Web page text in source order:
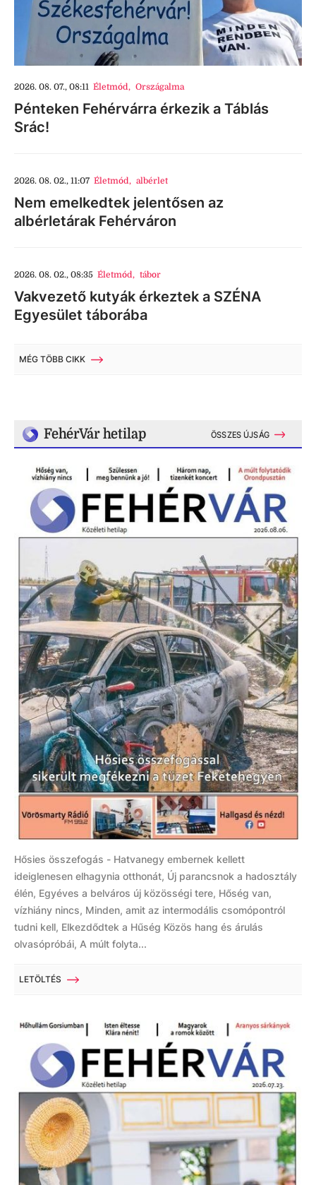
2026. 08. 07., 08:11 Életmód, Országalma
Pénteken Fehérvárra érkezik a Táblás
Srác!
2026. 08. 02., 11:07 Életmód, albérlet
Nem emelkedtek jelentősen az
albérletárak Fehérváron
2026. 08. 02., 08:35 Életmód, tábor
Vakvezető kutyák érkeztek a SZÉNA
Egyesület táborába
MÉG TÖBB CIKK
FehérVár hetilap ÖSSZES ÚJSÁG
Hősies összefogás - Hatvanegy embernek kellett
ideiglenesen elhagynia otthonát, Új parancsnok a hadosztály
élén, Egyéves a belváros új közösségi tere, Hőség van,
vízhiány nincs, Minden, amit az intermodális csomópontról
tudni kell, Elkezdődtek a Hűség Közös hang és árulás
olvasópróbái, A múlt folyta...
LETÖLTÉS